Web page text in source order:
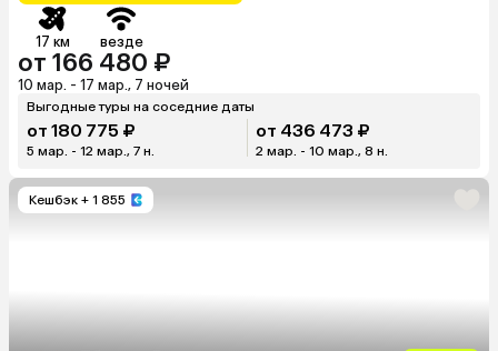
17 км везде
от 166 480 ₽
10 мар. - 17 мар., 7 ночей
Выгодные туры на соседние даты
от 180 775 ₽
5 мар. - 12 мар., 7 н.
от 436 473 ₽
2 мар. - 10 мар., 8 н.
Кешбэк + 1 855